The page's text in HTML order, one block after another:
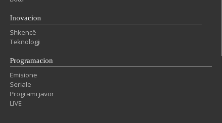
Inovacion
Shkencë
Teknologji
Programacion
Emisione
Seriale
Programi javor
LIVE